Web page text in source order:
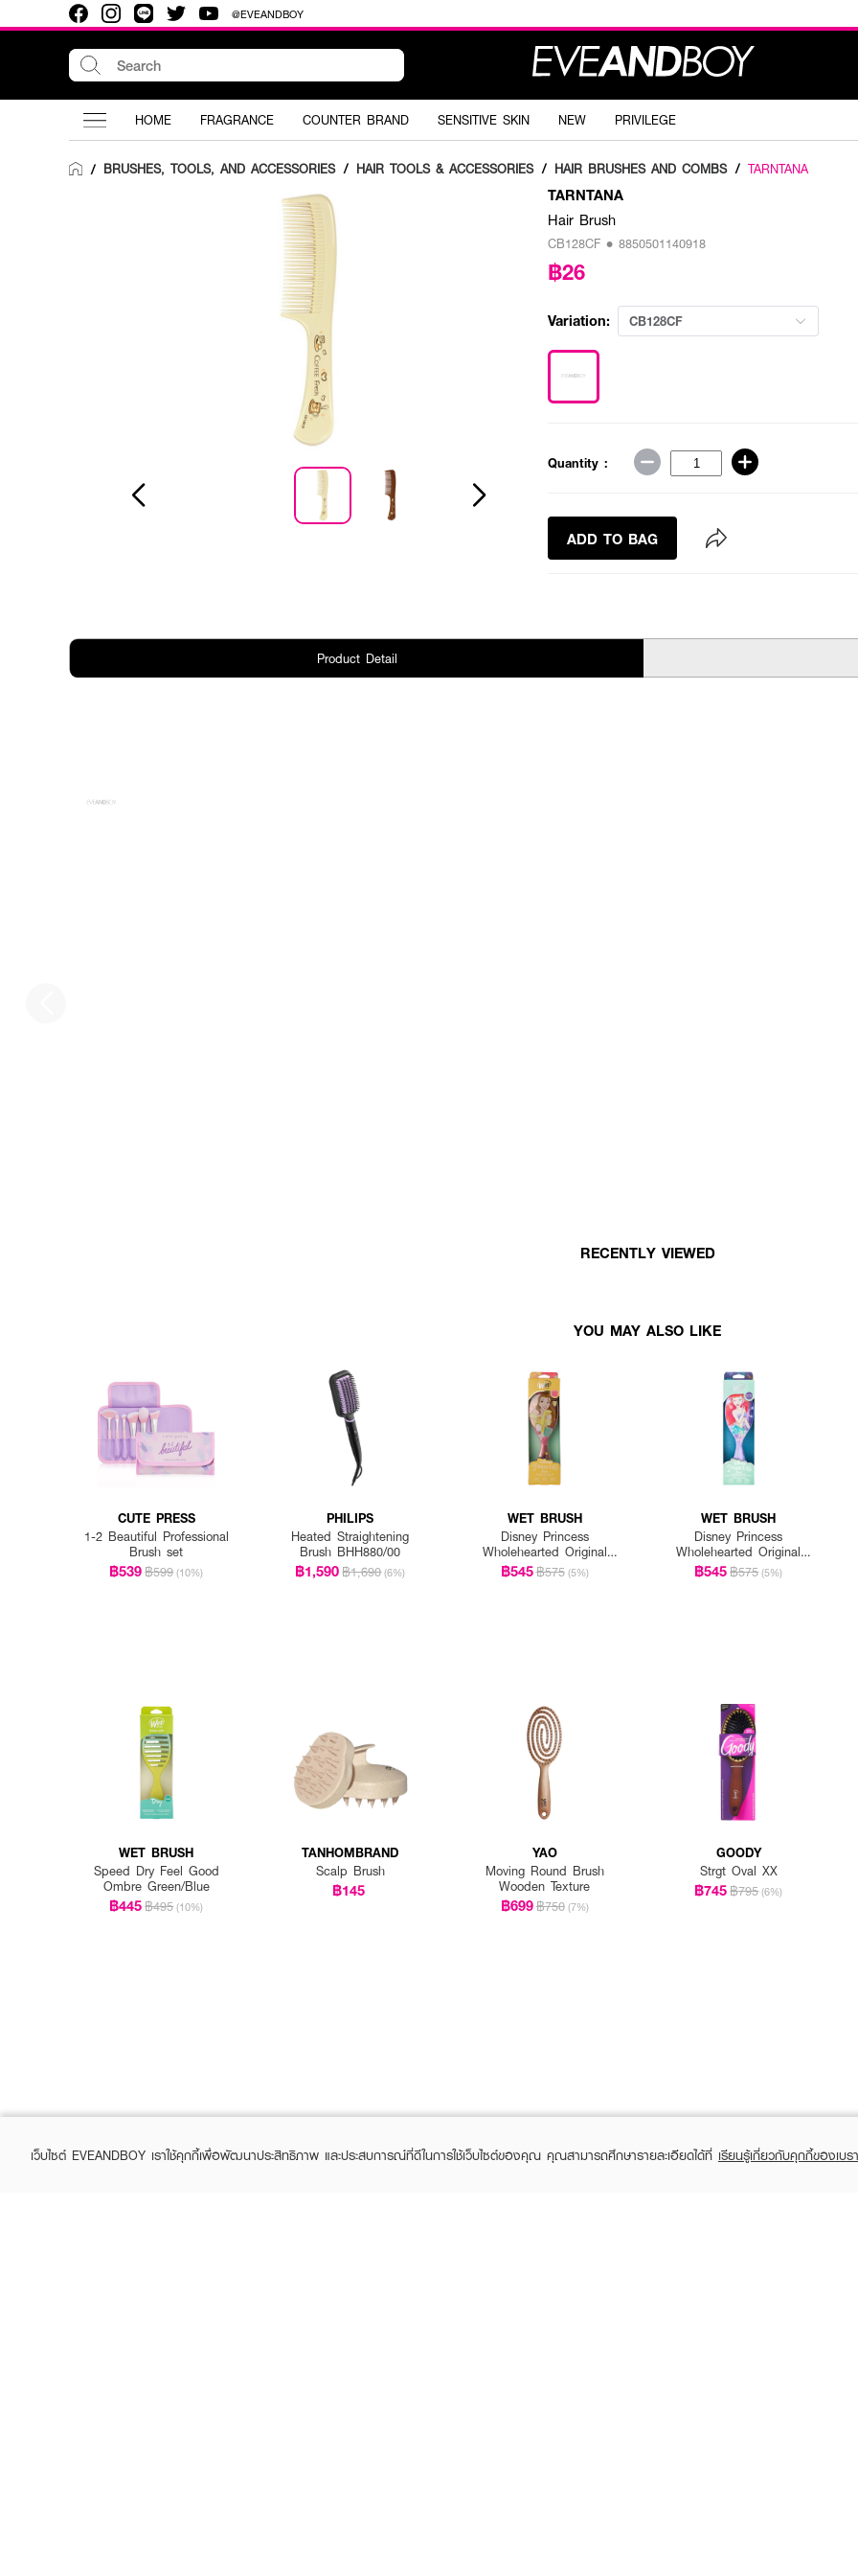
@EVEANDBOY
HOME FRAGRANCE COUNTER BRAND SENSITIVE SKIN NEW PRIVILEGE
/ BRUSHES, TOOLS, AND ACCESSORIES / HAIR TOOLS & ACCESSORIES / HAIR BRUSHES AND COMBS / TARNTANA
TARNTANA
Hair Brush
CB128CF • 8850501140918
฿26
Variation: CB128CF
Quantity :
ADD TO BAG
Product Detail
RECENTLY VIEWED
YOU MAY ALSO LIKE
CUTE PRESS
1-2 Beautiful Professional
Brush set
฿539฿599 (10%)
PHILIPS
Heated Straightening
Brush BHH880/00
฿1,590฿1,690 (6%)
WET BRUSH
Disney Princess
Wholehearted Original
Detangler-Belle Light Pink
฿545฿575 (5%)
WET BRUSH
Disney Princess
Wholehearted Original
Detangler-Ariel Purple
฿545฿575 (5%)
WET BRUSH
Speed Dry Feel Good
Ombre Green/Blue
฿445฿495 (10%)
TANHOMBRAND
Scalp Brush
฿145
YAO
Moving Round Brush
Wooden Texture
฿699฿750 (7%)
GOODY
Strgt Oval XX
฿745฿795 (6%)
เว็บไซต์ EVEANDBOY เราใช้คุกกี้เพื่อพัฒนาประสิทธิภาพ และประสบการณ์ที่ดีในการใช้เว็บไซต์ของคุณ คุณสามารถศึกษารายละเอียดได้ที่ เรียนรู้เกี่ยวกับคุกกี้ของเบร